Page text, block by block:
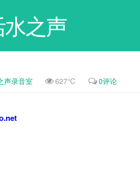
水之声
声录音室 627℃ 0评论